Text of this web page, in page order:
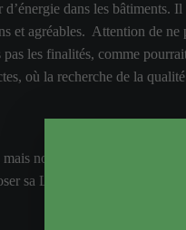
dans les bâtiments.
et agréables. Attention de
pas les finalités, comme
où la recherche de la
nous savons qu’il existe
sa Loi. Une tendance «